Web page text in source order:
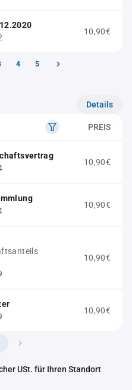
10,90€
4 5
Details
PREIS
10,90€
10,90€
10,90€
10,90€
USt. für Ihren Standort